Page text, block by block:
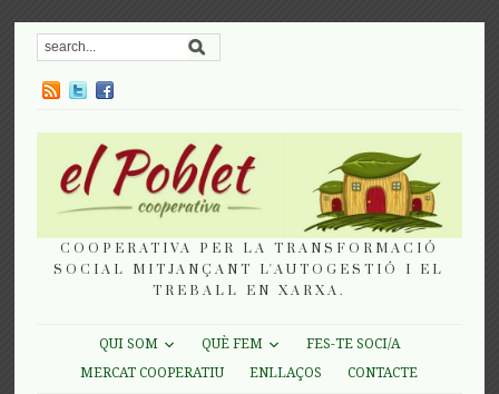
COOPERATIVA PER LA TRANSFORMACIÓ
SOCIAL MITJANÇANT L'AUTOGESTIÓ I EL
TREBALL EN XARXA.
QUI SOM QUÈ FEM
FES-TE SOCI/A
MERCAT COOPERATIU
ENLLAÇOS CONTACTE